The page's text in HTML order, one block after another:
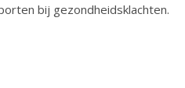
bij gezondheidsklachten.